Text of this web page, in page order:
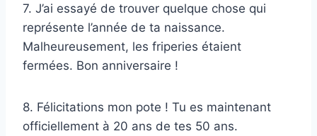
7. J’ai essayé de trouver quelque chose qui
représente l’année de ta naissance.
Malheureusement, les friperies étaient
fermées. Bon anniversaire !
8. Félicitations mon pote ! Tu es maintenant
officiellement à 20 ans de tes 50 ans.